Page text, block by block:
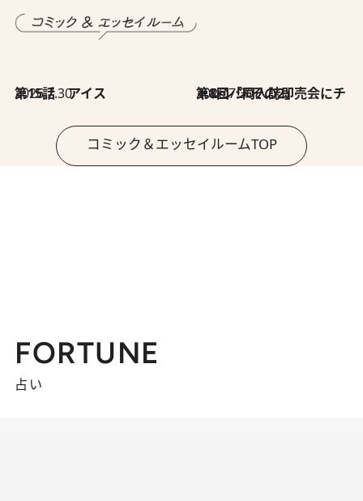
2026.7.30
第15話 アイス 2026.7.30
第8回「同人誌即売会にチャレンジ その2」
コミック＆エッセイルームTOP
FORTUNE
占い